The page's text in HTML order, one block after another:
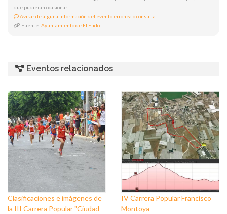
que pudieran ocasionar.
Avisar de alguna información del evento errónea o consulta.
Fuente: Ayuntamiento de El Ejido
Eventos relacionados
Clasificaciones e imágenes de
la III Carrera Popular "Ciudad
IV Carrera Popular Francisco
Montoya